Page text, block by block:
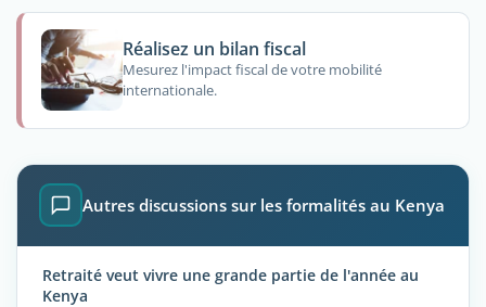
Réalisez un bilan fiscal
Mesurez l'impact fiscal de votre mobilité
internationale.
Autres discussions sur les formalités au Kenya
Retraité veut vivre une grande partie de l'année au
Kenya